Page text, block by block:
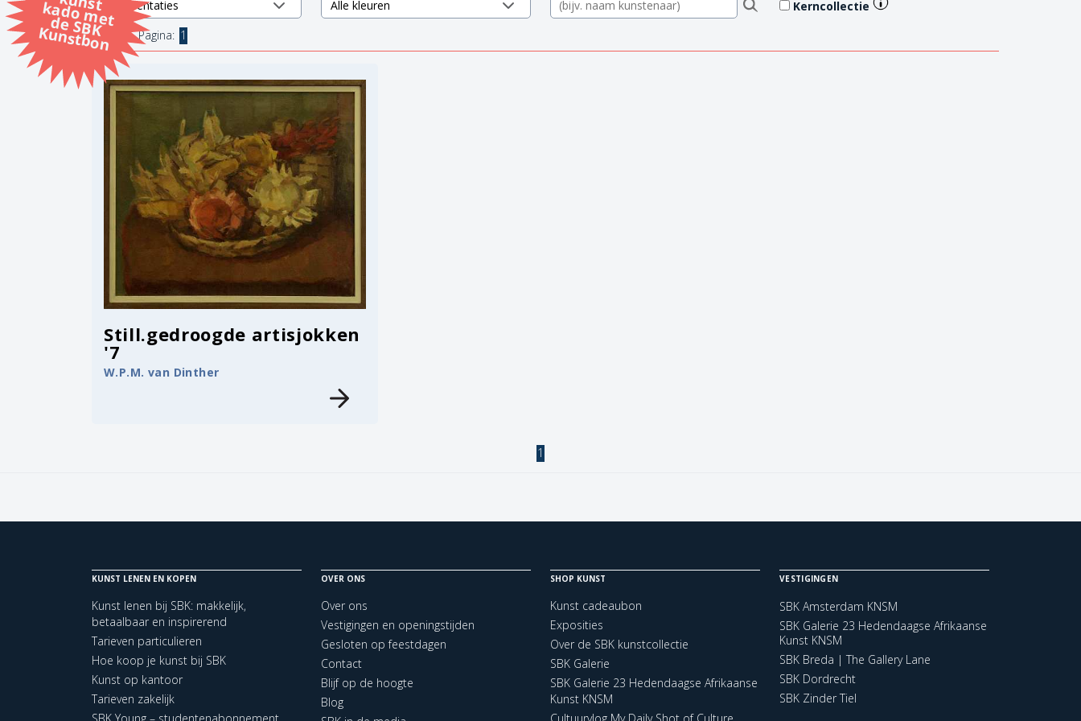
k
d
K
Kerncollectie
1 items. Pagina: 1
Still.gedroogde artisjokken
'7
W.P.M. van Dinther
1
KUNST LENEN EN KOPEN
Kunst lenen bij SBK: makkelijk,
betaalbaar en inspirerend
Tarieven particulieren
Hoe koop je kunst bij SBK
Kunst op kantoor
Tarieven zakelijk
OVER ONS
Over ons
Vestigingen en openingstijden
Gesloten op feestdagen
Contact
Blijf op de hoogte
Blog
SHOP KUNST
Kunst cadeaubon
Exposities
Over de SBK kunstcollectie
SBK Galerie
SBK Galerie 23 Hedendaagse Afrikaanse
Kunst KNSM
VESTIGINGEN
SBK Amsterdam KNSM
SBK Galerie 23 Hedendaagse Afrikaanse
Kunst KNSM
SBK Breda | The Gallery Lane
SBK Dordrecht
SBK Zinder Tiel